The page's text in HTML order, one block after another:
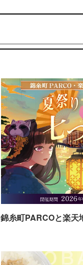
錦糸町PARCOと楽天